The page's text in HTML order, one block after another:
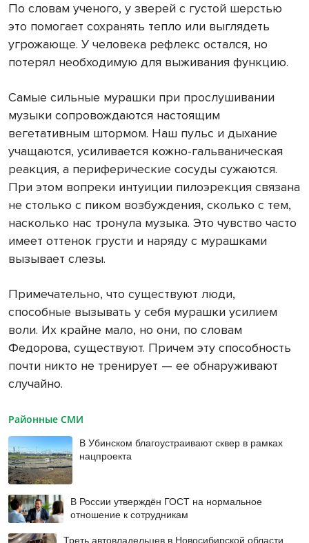
По словам ученого, у зверей с густой шерстью
это помогает сохранять тепло или выглядеть
угрожающе. У человека рефлекс остался, но
потерял необходимую для выживания функцию.
Самые сильные мурашки при прослушивании
музыки сопровождаются настоящим
вегетативным штормом. Наш пульс и дыхание
учащаются, усиливается кожно-гальваническая
реакция, а периферические сосуды сужаются.
При этом вопреки интуиции пилоэрекция связана
не столько с пиком возбуждения, сколько с тем,
насколько нас тронула музыка. Это чувство часто
имеет оттенок грусти и наряду с мурашками
вызывает слезы.
Примечательно, что существуют люди,
способные вызывать у себя мурашки усилием
воли. Их крайне мало, но они, по словам
Федорова, существуют. Причем эту способность
почти никто не тренирует — ее обнаруживают
случайно.
Районные СМИ
В Убинском благоустраивают сквер в рамках
нацпроекта
В России утверждён ГОСТ на нормальное
отношение к сотрудникам
Треть автовладельцев в Новосибирской области